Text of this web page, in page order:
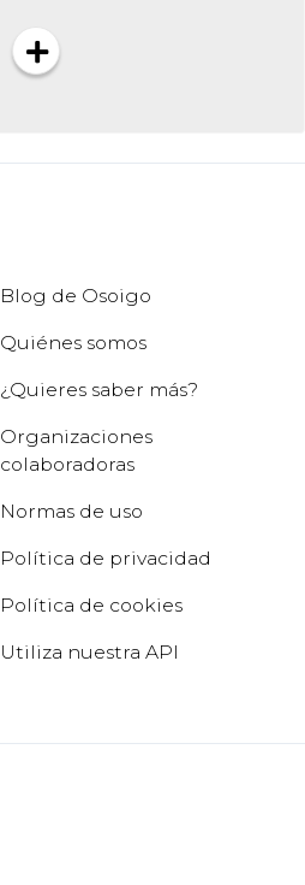
Blog de Osoigo
Quiénes somos
¿Quieres saber más?
Organizaciones
colaboradoras
Normas de uso
Política de privacidad
Política de cookies
Utiliza nuestra API